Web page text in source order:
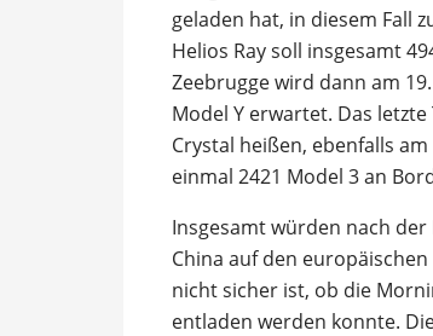
geladen hat, in diesem Fall
Helios Ray soll insgesamt
Zeebrugge wird dann am
Model Y erwartet. Das
Crystal heißen, ebenfalls
einmal 2421 Model 3 an
Insgesamt würden nach
China auf den
nicht sicher ist, ob die
entladen werden konnte.